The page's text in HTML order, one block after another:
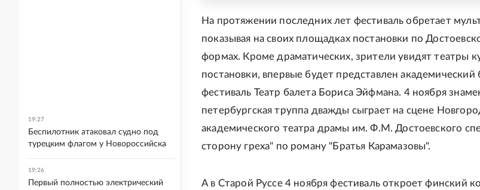
На протяжении последних лет фестиваль обретает
показывая на своих площадках постановки по
формах. Кроме драматических, зрители увидят театры
постановки, впервые будет представлен академический
фестиваль Театр балета Бориса Эйфмана. 4 ноября
петербургская труппа дважды сыграет на сцене
академического театра драмы им. Ф.М. Достоевского
сторону греха" по роману "Братья Карамазовы".
А в Старой Руссе 4 ноября фестиваль откроет финский
19:27
Беспилотник атаковал судно под
турецким флагом у Новороссийска
19:26
Первый полностью электрический